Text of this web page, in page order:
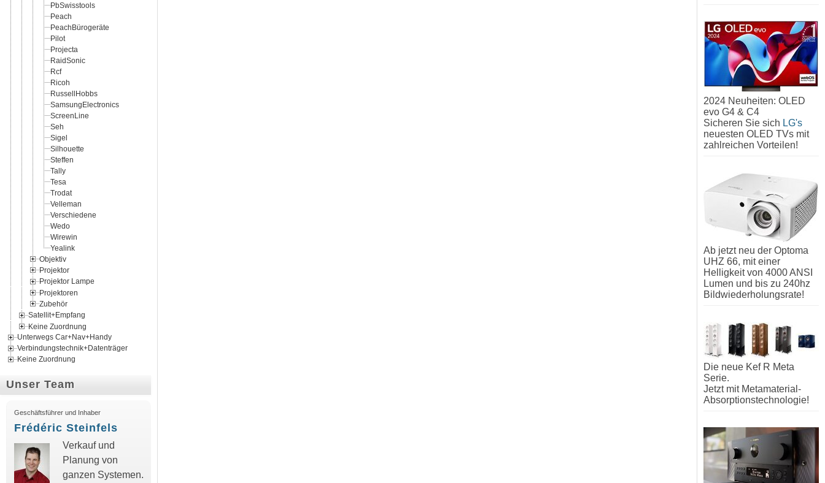
PbSwisstools
Peach
PeachBürogeräte
Pilot
Projecta
RaidSonic
Rcf
Ricoh
RussellHobbs
SamsungElectronics
ScreenLine
Seh
Sigel
Silhouette
Steffen
Tally
Tesa
Trodat
Velleman
Verschiedene
Wedo
Wirewin
Yealink
Objektiv
Projektor
Projektor Lampe
Projektoren
Zubehör
Satellit+Empfang
Keine Zuordnung
Unterwegs Car+Nav+Handy
Verbindungstechnik+Datenträger
Keine Zuordnung
Unser Team
Geschäftsführer und Inhaber
Frédéric Steinfels
Verkauf und
Planung von
ganzen Systemen.
2024 Neuheiten: OLED
evo G4 & C4
Sicheren Sie sich LG's
neuesten OLED TVs mit
zahlreichen Vorteilen!
Ab jetzt neu der Optoma
UHZ 66, mit einer
Helligkeit von 4000 ANSI
Lumen und bis zu 240hz
Bildwiederholungsrate!
Die neue Kef R Meta
Serie.
Jetzt mit Metamaterial-
Absorptionstechnologie!